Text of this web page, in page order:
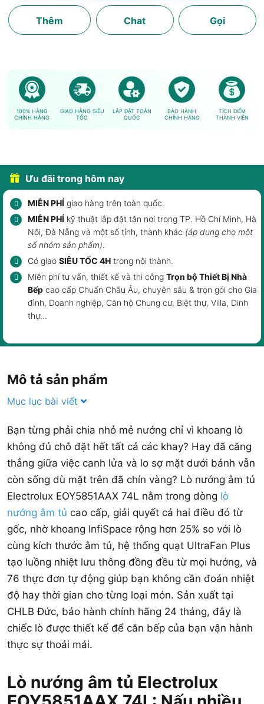
Thêm Chat Gọi
100% HÀNG
CHÍNH HÃNG
GIAO HÀNG SIÊU
TỐC
LẮP ĐẶT TOÀN
QUỐC
BẢO HÀNH
CHÍNH HÃNG
TÍCH ĐIỂM
THÀNH VIÊN
Ưu đãi trong hôm nay
MIỄN PHÍ giao hàng trên toàn quốc.
MIỄN PHÍ kỹ thuật lắp đặt tận nơi trong TP. Hồ Chí Minh, Hà
Nội, Đà Nẵng và một số tỉnh, thành khác (áp dụng cho một
số nhóm sản phẩm).
Có giao SIÊU TỐC 4H trong nội thành.
Miễn phí tư vấn, thiết kế và thi công Trọn bộ Thiết Bị Nhà
Bếp cao cấp Chuẩn Châu Âu, chuyên sâu & trọn gói cho Gia
đình, Doanh nghiệp, Căn hộ Chung cư, Biệt thự, Villa, Dinh
thự...
Mô tả sản phẩm
Mục lục bài viết
Bạn từng phải chia nhỏ mẻ nướng chỉ vì khoang lò
không đủ chỗ đặt hết tất cả các khay? Hay đã căng
thẳng giữa việc canh lửa và lo sợ mặt dưới bánh vẫn
còn sống dù mặt trên đã chín vàng? Lò nướng âm tủ
Electrolux EOY5851AAX 74L nằm trong dòng lò
nướng âm tủ cao cấp, giải quyết cả hai điều đó từ
gốc, nhờ khoang InfiSpace rộng hơn 25% so với lò
cùng kích thước âm tủ, hệ thống quạt UltraFan Plus
tạo luồng nhiệt lưu thông đồng đều từ mọi hướng, và
76 thực đơn tự động giúp bạn không cần đoán nhiệt
độ hay thời gian cho từng loại món. Sản xuất tại
CHLB Đức, bảo hành chính hãng 24 tháng, đây là
chiếc lò được thiết kế để căn bếp của bạn vận hành
thực sự thoải mái.
Lò nướng âm tủ Electrolux